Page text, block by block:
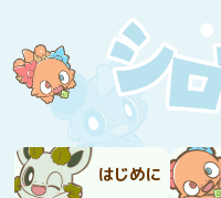
はじめに